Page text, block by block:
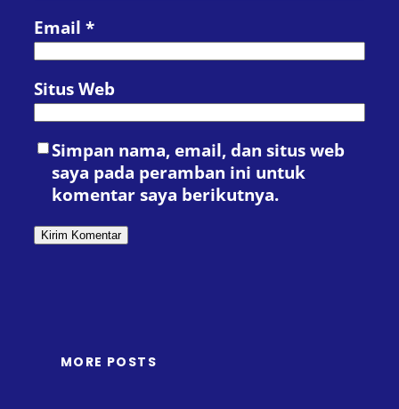
Email *
Situs Web
Simpan nama, email, dan situs web
saya pada peramban ini untuk
komentar saya berikutnya.
MORE POSTS